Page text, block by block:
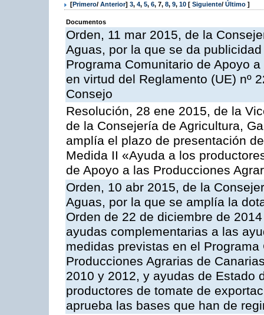
[Primero/ Anterior] 3, 4, 5, 6, 7, 8, 9, 10 [ Siguiente/ Último ]
Documentos
Orden, 11 mar 2015, de la
Aguas, por la que se da
Programa Comunitario de Apoyo
en virtud del Reglamento (UE) nº
Consejo
Resolución, 28 ene 2015, de la
de la Consejería de Agricultura,
amplía el plazo de presentación
Medida II «Ayuda a los
de Apoyo a las Producciones
Orden, 10 abr 2015, de la
Aguas, por la que se amplía la
Orden de 22 de diciembre de
ayudas complementarias a las
medidas previstas en el
Producciones Agrarias de
2010 y 2012, y ayudas de Estado
productores de tomate de
aprueba las bases que han de